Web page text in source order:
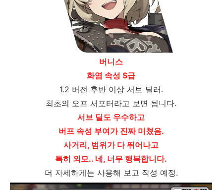
버니스
화염 속성 S급
1.2 버전 후반 이상 서브 딜러.
최초의 오프 서포터라고 보면 됩니다.
서브 딜도 우수하고
버프 속성 부여가 진짜 미쳤음.
사거리, 범위가 다 뛰어나고
특히 외모.. 네, 너무 행복합니다.
더 자세하게는 사용해 보고 작성 예정.